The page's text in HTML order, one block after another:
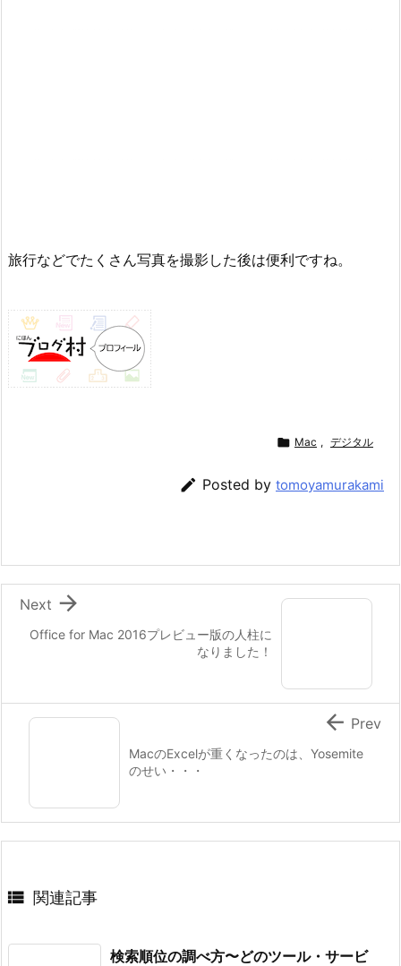
旅行などでたくさん写真を撮影した後は便利ですね。
 Mac , デジタル
 Posted by tomoyamurakami
Office for Mac 2016プレビュー版の人柱に
なりました！

Next
MacのExcelが重くなったのは、Yosemite
のせい・・・
 Prev
 関連記事
検索順位の調べ方〜どのツール・サービ